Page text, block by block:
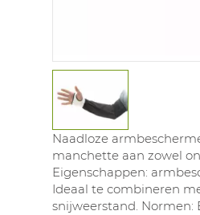
Naadloze
manchette aan zowel
Eigenschappen:
Ideaal te combineren
snijweerstand. Normen: